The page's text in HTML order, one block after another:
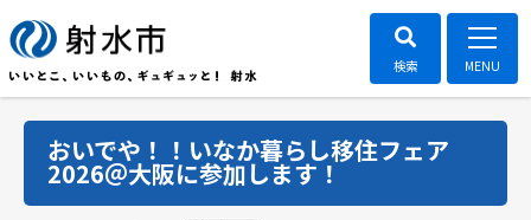
おいでや！！いなか暮らし移住フェア
2026＠大阪に参加します！